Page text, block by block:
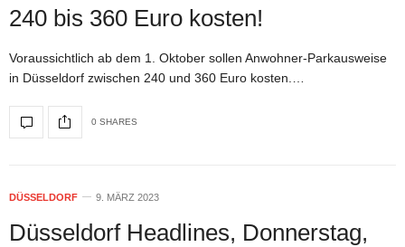
240 bis 360 Euro kosten!
Voraussichtlich ab dem 1. Oktober sollen Anwohner-Parkausweise
in Düsseldorf zwischen 240 und 360 Euro kosten.…
0 SHARES
DÜSSELDORF 9. MÄRZ 2023
Düsseldorf Headlines, Donnerstag,